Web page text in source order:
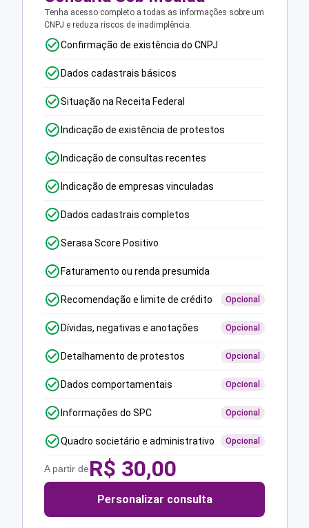
Tenha acesso completo a todas as informações sobre um
CNPJ e reduza riscos de inadimplência.
Confirmação de existência do CNPJ
Dados cadastrais básicos
Situação na Receita Federal
Indicação de existência de protestos
Indicação de consultas recentes
Indicação de empresas vinculadas
Dados cadastrais completos
Serasa Score Positivo
Faturamento ou renda presumida
Recomendação e limite de crédito Opcional
Dívidas, negativas e anotações Opcional
Detalhamento de protestos Opcional
Dados comportamentais Opcional
Informações do SPC Opcional
Quadro societário e administrativo Opcional
A partir deR$ 30,00
Personalizar consulta